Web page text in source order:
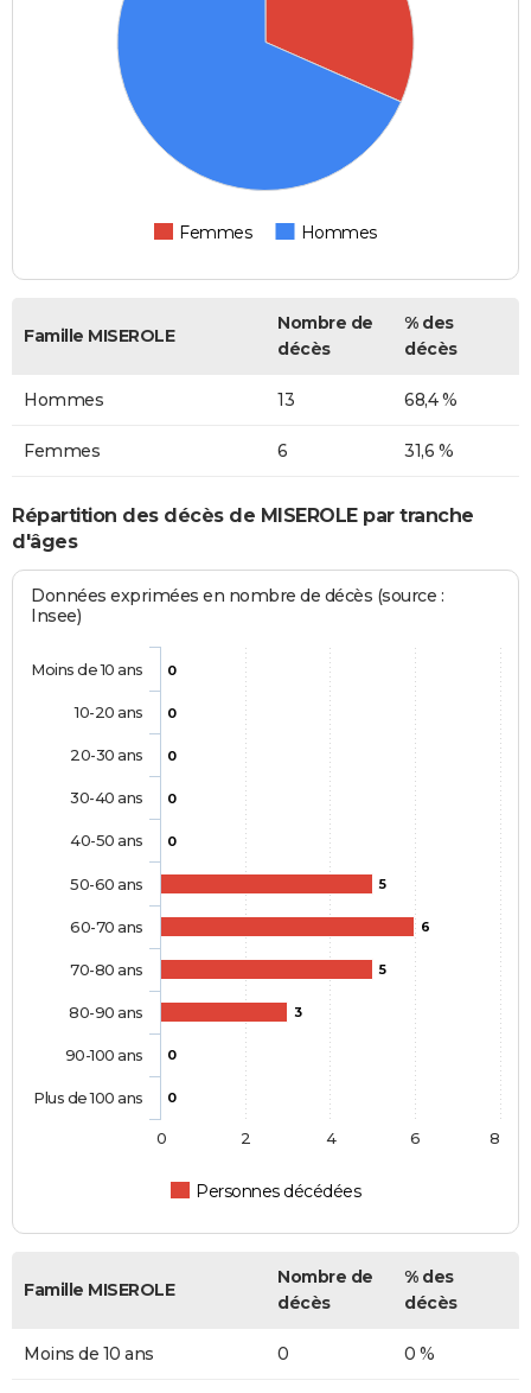
Femmes Hommes
Famille MISEROLE
Nombre de
décès
% des
décès
Hommes 13 68,4 %
Femmes 6 31,6 %
Répartition des décès de MISEROLE par tranche
d'âges
Données exprimées en nombre de décès (source :
Insee)
0
0
0
0
0
5
6
5
3
0
0
Personnes décédées
Moins de 10 ans
10-20 ans
20-30 ans
30-40 ans
40-50 ans
50-60 ans
60-70 ans
70-80 ans
80-90 ans
90-100 ans
Plus de 100 ans
0 2 4 6 8
Famille MISEROLE
Nombre de
décès
% des
décès
Moins de 10 ans 0 0 %